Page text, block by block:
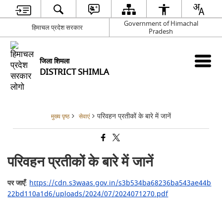
हिमाचल प्रदेश सरकार
Government of Himachal
Pradesh
जिला शिमला
DISTRICT SHIMLA
मुख्य पृष्ठ सेवाएं परिवहन प्रतीकों के बारे में जानें
परिवहन प्रतीकों के बारे में जानें
पर जाएँ: https://cdn.s3waas.gov.in/s3b534ba68236ba543ae44b
22bd110a1d6/uploads/2024/07/2024071270.pdf